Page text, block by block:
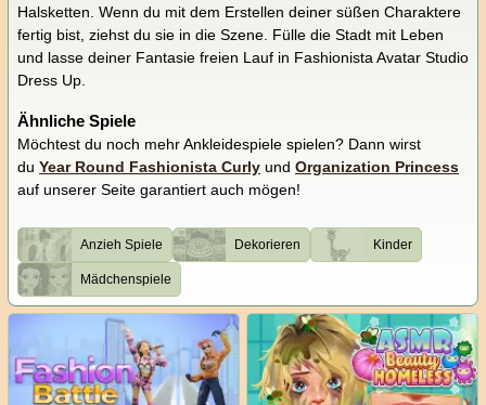
Halsketten. Wenn du mit dem Erstellen deiner süßen Charaktere
fertig bist, ziehst du sie in die Szene. Fülle die Stadt mit Leben
und lasse deiner Fantasie freien Lauf in Fashionista Avatar Studio
Dress Up.
Ähnliche Spiele
Möchtest du noch mehr Ankleidespiele spielen? Dann wirst
du Year Round Fashionista Curly und Organization Princess
auf unserer Seite garantiert auch mögen!
Anzieh Spiele Dekorieren Kinder
Mädchenspiele